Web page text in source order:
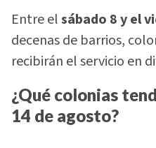
Entre elsábado 8 y el
decenas de barrios,
recibirán el servicio en
¿Qué colonias
14 de agosto?